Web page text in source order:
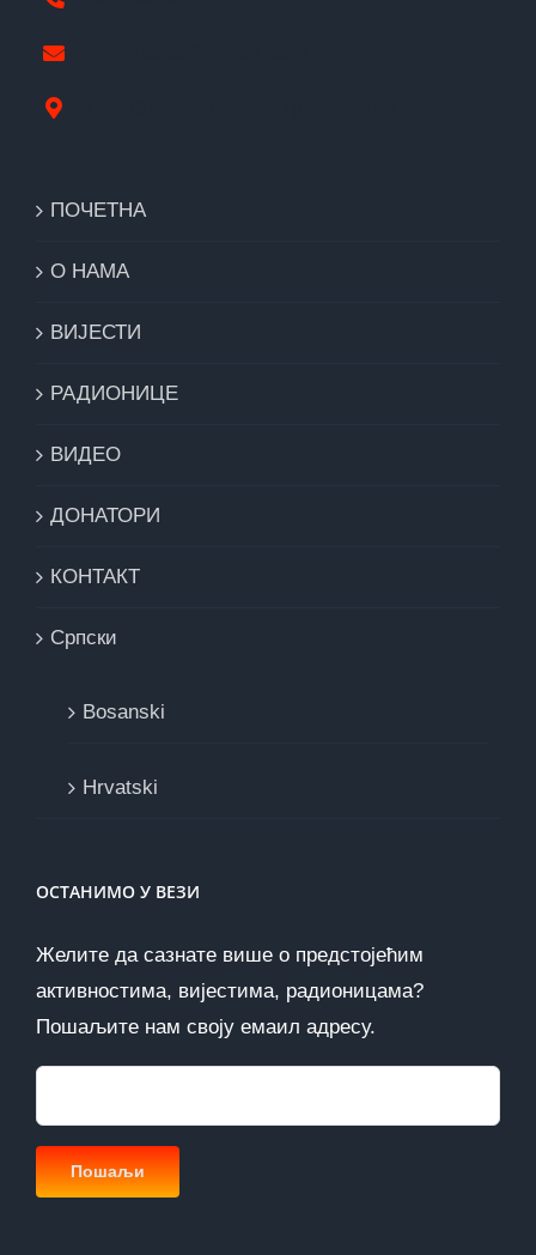
ПОЧЕТНА
О НАМА
ВИЈЕСТИ
РАДИОНИЦЕ
ВИДЕО
ДОНАТОРИ
КОНТАКТ
Cрпски
Bosanski
Hrvatski
ОСТАНИМО У ВЕЗИ
Желите да сазнате више о предстојећим
активностима, вијестима, радионицама?
Пошаљите нам своју емаил адресу.